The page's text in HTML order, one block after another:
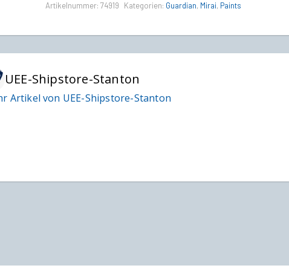
Artikelnummer: 74919 Kategorien: Guardian, Mirai, Paints
UEE-Shipstore-Stanton
Artikel von UEE-Shipstore-Stanton